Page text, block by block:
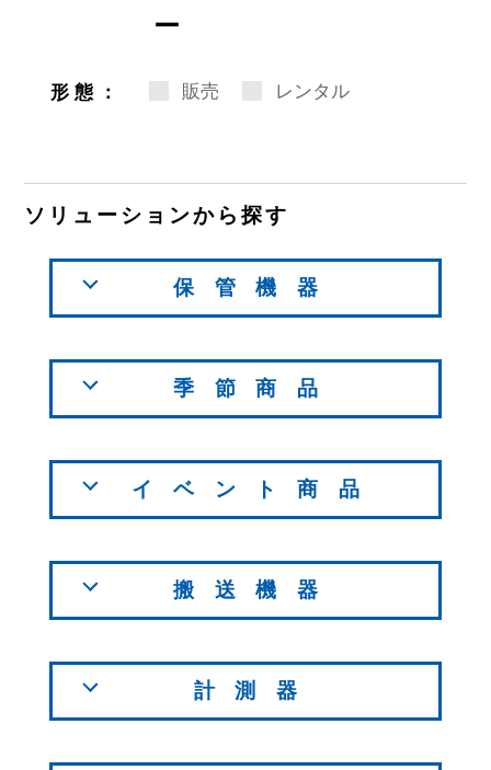
ー
形態： 販売 レンタル
ソリューションから探す
保管機器
季節商品
イベント商品
搬送機器
計測器